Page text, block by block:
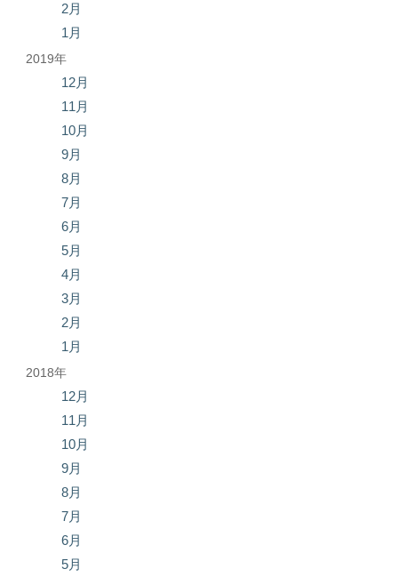
2月
1月
2019年
12月
11月
10月
9月
8月
7月
6月
5月
4月
3月
2月
1月
2018年
12月
11月
10月
9月
8月
7月
6月
5月